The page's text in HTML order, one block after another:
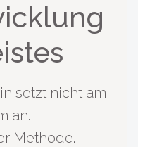
setzt nicht am
an.
Methode.